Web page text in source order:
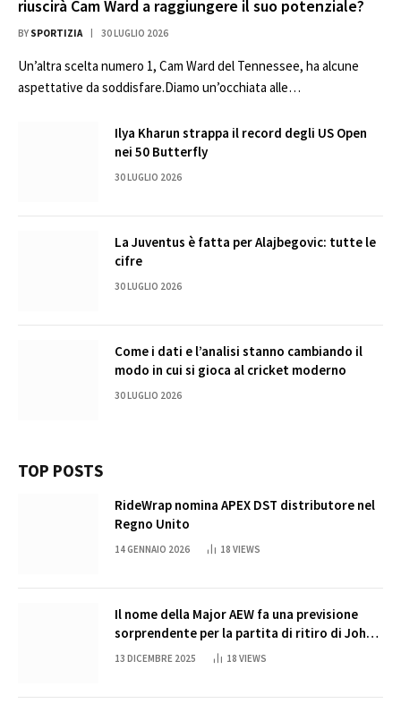
riuscirà Cam Ward a raggiungere il suo potenziale?
BY SPORTIZIA 30 LUGLIO 2026
Un’altra scelta numero 1, Cam Ward del Tennessee, ha alcune
aspettative da soddisfare.Diamo un’occhiata alle…
Ilya Kharun strappa il record degli US Open
nei 50 Butterfly
30 LUGLIO 2026
La Juventus è fatta per Alajbegovic: tutte le
cifre
30 LUGLIO 2026
Come i dati e l’analisi stanno cambiando il
modo in cui si gioca al cricket moderno
30 LUGLIO 2026
TOP POSTS
RideWrap nomina APEX DST distributore nel
Regno Unito
14 GENNAIO 2026 18 VIEWS
Il nome della Major AEW fa una previsione
sorprendente per la partita di ritiro di John
Cena
13 DICEMBRE 2025 18 VIEWS